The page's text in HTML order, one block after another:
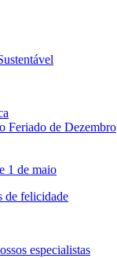
Feriado de Dezembro
1 de maio
de felicidade
especialistas